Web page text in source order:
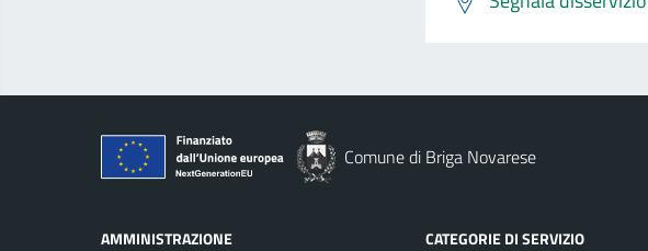
Comune di Briga Novarese
AMMINISTRAZIONE CATEGORIE DI SERVIZIO